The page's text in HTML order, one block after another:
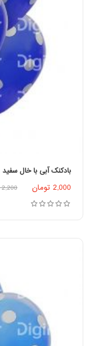
بادکنک آبی با خال سفید
2,000 تومان 2,200